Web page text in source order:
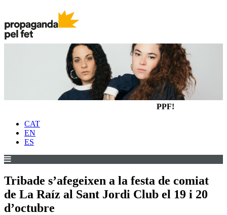
PPF!
CAT
EN
ES
Tribade s’afegeixen a la festa de comiat
de La Raíz al Sant Jordi Club el 19 i 20
d’octubre